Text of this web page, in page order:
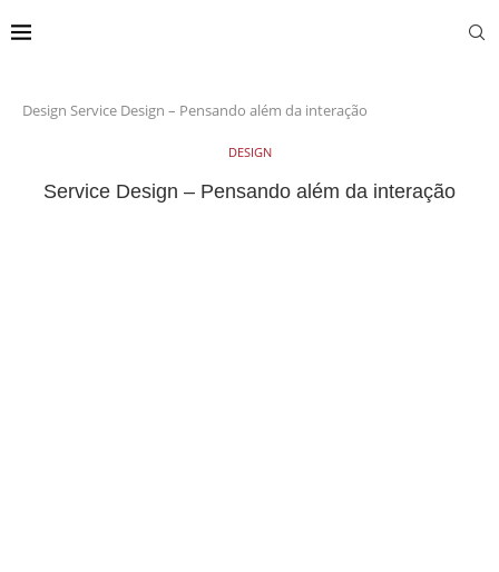
Design Service Design – Pensando além da interação
DESIGN
Service Design – Pensando além da interação